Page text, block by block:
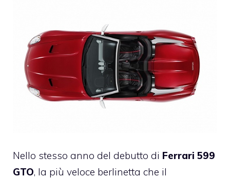
Nello stesso anno del debutto di Ferrari 599
GTO, la più veloce berlinetta che il